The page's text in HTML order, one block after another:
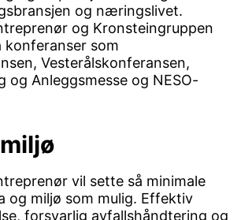
og næringslivet.
og Kronsteingruppen
som
Vesterålskonferansen,
og Anleggsmesse og NESO-
vil sette så minimale
og miljø som mulig. Effektiv
forsvarlig avfallshåndtering og